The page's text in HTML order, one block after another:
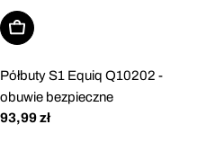
Wybierz opcje
Półbuty S1 Equiq Q10202 -
obuwie bezpieczne
Cena
93,99 zł